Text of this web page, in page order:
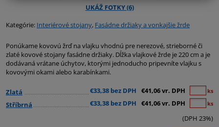
Kategórie: Interiérové stojany, Fasádne držiaky a vonkajšie žrde
Ponúkame kovovú žrď na vlajku vhodnú pre nerezové, strieborné či
zlaté kovové stojany fasádne držiaky. Dĺžka vlajkové žrde je 220 cm a je
dodávaná vrátane úchytov, ktorými jednoducho pripevníte vlajku s
kovovými okami alebo karabínkami.
Zlatá €33,38 bez DPH €41,06 vr. DPH ks
Stříbrná €33,38 bez DPH €41,06 vr. DPH ks
(DPH 23%)